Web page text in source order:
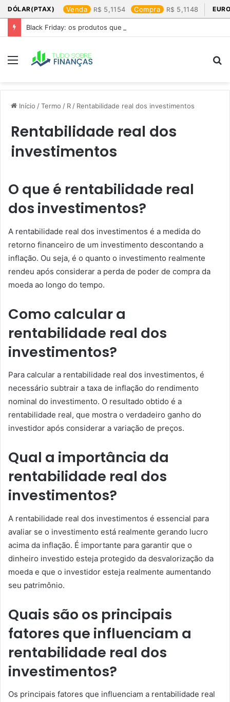
DÓLAR(PTAX) Venda 5,1154 Compra 5,1148
Black Friday: os produtos que mais valem a pena
Menu
Início /Termo / R / Rentabilidade real dos investimentos
Rentabilidade real dos
investimentos
O que é rentabilidade real
dos investimentos?
A rentabilidade real dos investimentos é a medida do
retorno financeiro de um investimento descontando a
inflação. Ou seja, é o quanto o investimento realmente
rendeu após considerar a perda de poder de compra da
moeda ao longo do tempo.
Como calcular a
rentabilidade real dos
investimentos?
Para calcular a rentabilidade real dos investimentos, é
necessário subtrair a taxa de inflação do rendimento
nominal do investimento. O resultado obtido é a
rentabilidade real, que mostra o verdadeiro ganho do
investidor após considerar a variação de preços.
Qual a importância da
rentabilidade real dos
investimentos?
A rentabilidade real dos investimentos é essencial para
avaliar se o investimento está realmente gerando lucro
acima da inflação. É importante para garantir que o
dinheiro investido esteja protegido da desvalorização da
moeda e que o investidor esteja realmente aumentando
seu patrimônio.
Quais são os principais
fatores que influenciam a
rentabilidade real dos
investimentos?
Os principais fatores que influenciam a rentabilidade real